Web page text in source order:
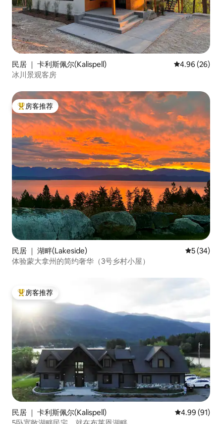
民居 ｜ 卡利斯佩尔(Kalispell) 平均评分 4.96
4.96 (26)
冰川景观客房
热门「房客推荐」
房客推荐
民居 ｜ 湖畔(Lakeside) 平均评分
5 (34)
体验蒙大拿州的简约奢华（3号乡村小屋）
热门「房客推荐」
房客推荐
民居 ｜ 卡利斯佩尔(Kalispell) 平均评分
4.99 (91)